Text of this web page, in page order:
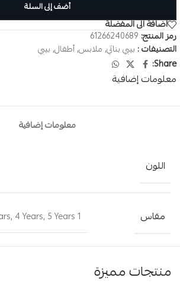
أضف إلى السلة
اضافة الى المفضلة
رمز المنتج: 61266240689
التصنيفات : بيبي بناتي, ملابس,أطفال, بيبي
Share:
معلومات إضافية
معلومات إضافية
اللون
مقاس 1 Year
, 4 Years, 5 Years
منتجات مميزة